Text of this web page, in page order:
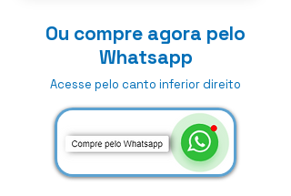
Ou compre agora pelo
Whatsapp
Acesse pelo canto inferior direito